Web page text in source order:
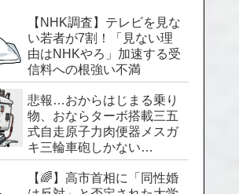
【NHK調査】テレビを見な
い若者が7割！「見ない理
由はNHKやろ」加速する受
信料への根強い不満
悲報…おからはじまる乗り
物、おならターボ搭載三五
式自走原子力肉便器メスガ
キ三輪車砲しかない…
【🌈】高市首相に「同性婚